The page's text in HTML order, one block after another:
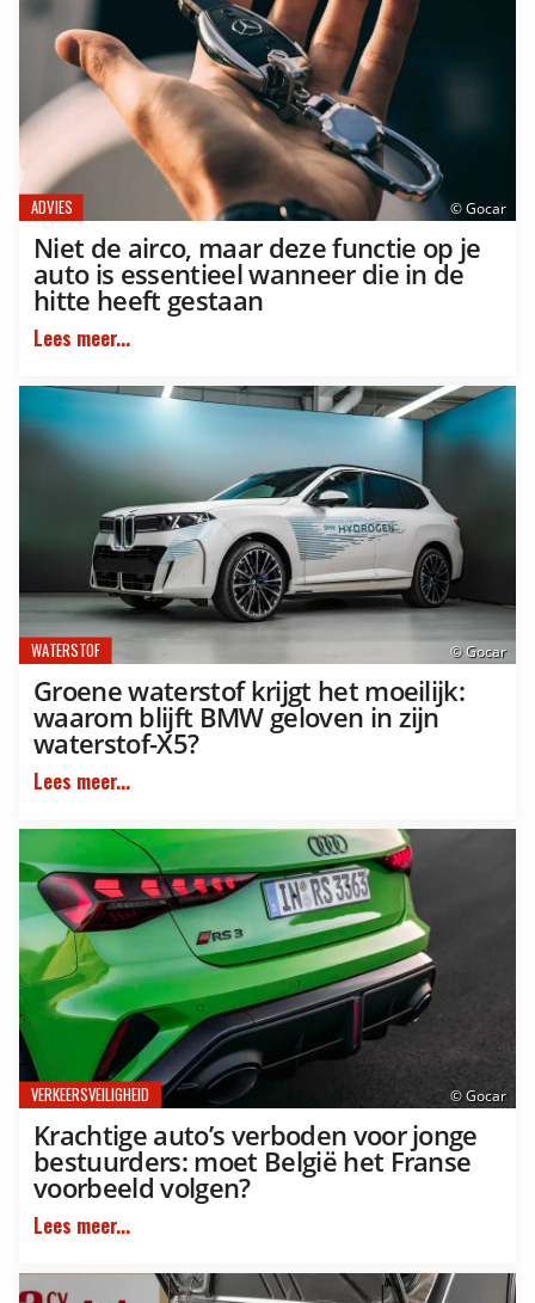
© Gocar
ADVIES
Niet de airco, maar deze functie op je
auto is essentieel wanneer die in de
hitte heeft gestaan
Lees meer...
© Gocar
WATERSTOF
Groene waterstof krijgt het moeilijk:
waarom blijft BMW geloven in zijn
waterstof-X5?
Lees meer...
© Gocar
VERKEERSVEILIGHEID
Krachtige auto’s verboden voor jonge
bestuurders: moet België het Franse
voorbeeld volgen?
Lees meer...